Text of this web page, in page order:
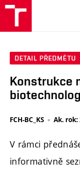
DETAIL PŘEDMĚTU
Konstrukce
FCH-BC_KS Ak. rok:
V rámci
informativně